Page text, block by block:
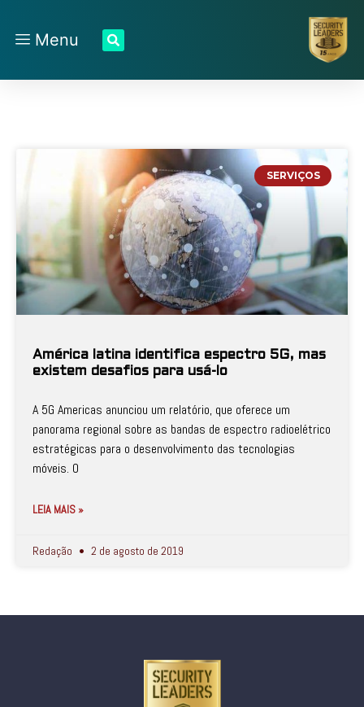
Menu
SERVIÇOS
América latina identifica espectro 5G, mas
existem desafios para usá-lo
A 5G Americas anunciou um relatório, que oferece um
panorama regional sobre as bandas de espectro radioelétrico
estratégicas para o desenvolvimento das tecnologias
móveis. O
LEIA MAIS »
Redação 2 de agosto de 2019